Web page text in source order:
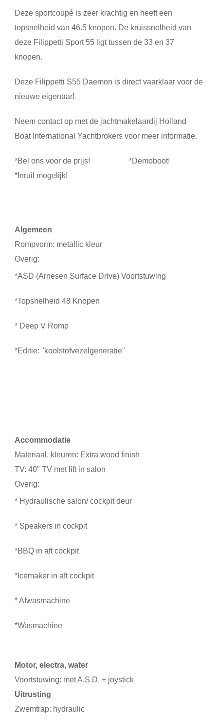
Deze sportcoupé is zeer krachtig en heeft een
topsnelheid van 46.5 knopen. De kruissnelheid van
deze Filippetti Sport 55 ligt tussen de 33 en 37
knopen.
Deze Filippetti S55 Daemon is direct vaarklaar voor de
nieuwe eigenaar!
Neem contact op met de jachtmakelaardij Holland
Boat International Yachtbrokers voor meer informatie.
*Bel ons voor de prijs! *Demoboot!
*Inruil mogelijk!
Algemeen
Rompvorm: metallic kleur
Overig:
*ASD (Arnesen Surface Drive) Voortstuwing
*Topsnelheid 48 Knopen
* Deep V Romp
*Editie: "koolstofvezelgeneratie"
Accommodatie
Materiaal, kleuren: Extra wood finish
TV: 40" TV met lift in salon
Overig:
* Hydraulische salon/ cockpit deur
* Speakers in cockpit
*BBQ in aft cockpit
*Icemaker in aft cockpit
* Afwasmachine
*Wasmachine
Motor, electra, water
Voortstuwing: met A.S.D. + joystick
Uitrusting
Zwemtrap: hydraulic